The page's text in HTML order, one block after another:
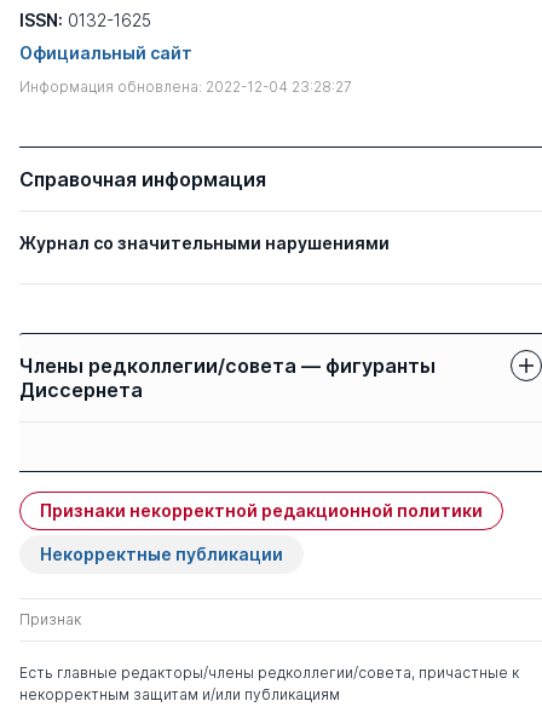
ISSN: 0132-1625
Официальный сайт
Информация обновлена: 2022-12-04 23:28:27
Справочная информация
Журнал со значительными нарушениями
Члены редколлегии/совета — фигуранты
Диссернета
Бороноев Асалхан
Ользонович
д. филос.н. 0 2
Осинский Иван
Иосифович
Волков Юрий
д. филос.н.
Признаки некорректной редакционной политики
Некорректные публикации
Признак
Есть главные редакторы/члены редколлегии/совета, причастные к
некорректным защитам и/или публикациям